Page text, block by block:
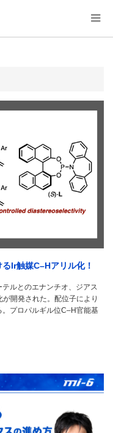
Ir触媒C–Hアリル化！
ルとのエナンチオ、ジアス
開発された。配位子により
プロパルギル位C–H官能基